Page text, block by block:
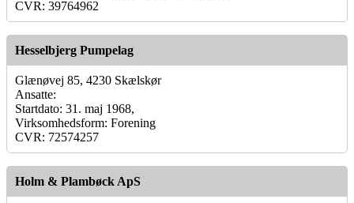
CVR: 39764962
Hesselbjerg Pumpelag
Glænøvej 85, 4230 Skælskør
Ansatte:
Startdato: 31. maj 1968,
Virksomhedsform: Forening
CVR: 72574257
Holm & Plambøck ApS